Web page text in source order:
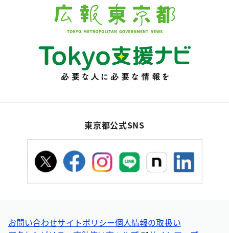
東京都公式SNS
お問い合わせサイトポリシー個人情報の取扱い